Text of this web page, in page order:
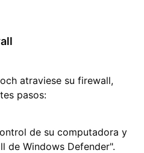
atraviese su firewall,
pasos:
de su computadora y
de Windows Defender".